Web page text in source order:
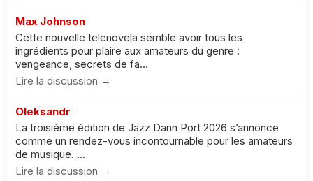
Max Johnson
Cette nouvelle telenovela semble avoir tous les
ingrédients pour plaire aux amateurs du genre :
vengeance, secrets de fa...
Lire la discussion →
Oleksandr
La troisième édition de Jazz Dann Port 2026 s’annonce
comme un rendez-vous incontournable pour les amateurs
de musique. ...
Lire la discussion →